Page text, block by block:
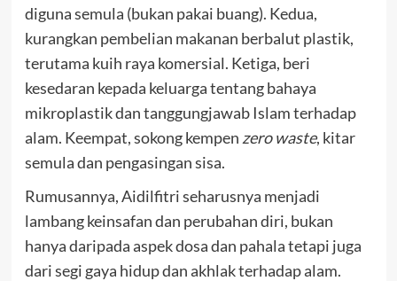
diguna semula (bukan pakai buang). Kedua,
kurangkan pembelian makanan berbalut plastik,
terutama kuih raya komersial. Ketiga, beri
kesedaran kepada keluarga tentang bahaya
mikroplastik dan tanggungjawab Islam terhadap
alam. Keempat, sokong kempen zero waste, kitar
semula dan pengasingan sisa.
Rumusannya, Aidilfitri seharusnya menjadi
lambang keinsafan dan perubahan diri, bukan
hanya daripada aspek dosa dan pahala tetapi juga
dari segi gaya hidup dan akhlak terhadap alam.